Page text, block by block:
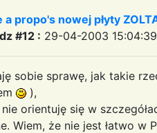
a propo's nowej płyty
#12 : 29-04-2003
sobie sprawę, jak takie
),
orientuję się w
Wiem, że nie jest łatwo